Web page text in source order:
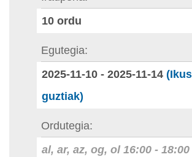
10 ordu
Egutegia
2025-11-10 - 2025-11-14
guztiak)
Ordutegia
al, ar, az, og, ol 16:00 - 18:00